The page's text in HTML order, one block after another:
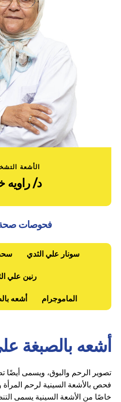
الأشعة
د/ راويه
فحوصات صحة
سونار علي الثدي
رنين علي
أشعه الماموجرام
أشعه بالصبغة
تصوير الرحم والبوق، ويسمى أيضًا
فحص بالأشعة السينية لرحم
خاصًا من الأشعة السينية يسمى